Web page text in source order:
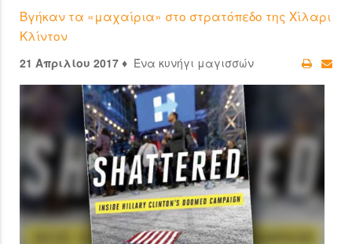
Βγήκαν τα «μαχαίρια» στο στρατόπεδο της Χίλαρι
Κλίντον
21 Απριλίου 2017 ♦ Ένα κυνήγι μαγισσών